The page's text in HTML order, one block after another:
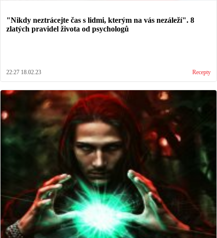
"Nikdy neztrácejte čas s lidmi, kterým na vás nezáleží". 8
zlatých pravidel života od psychologů
22:27 18.02.23 Recepty